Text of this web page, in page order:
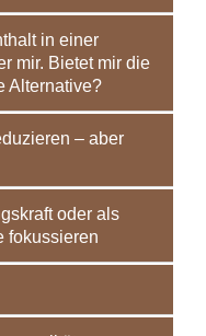
in einer
mir. Bietet mir die
Alternative?
– aber
oder als
fokussieren